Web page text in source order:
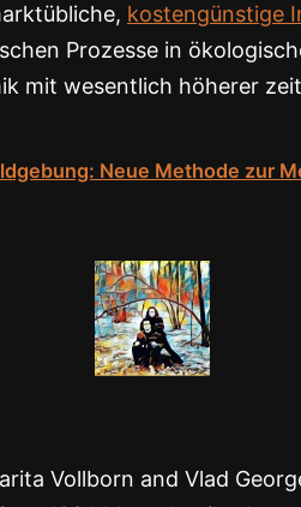
kostengünstige
Prozesse in
mit wesentlich höherer
Neue Methode zur
Vollborn and Vlad